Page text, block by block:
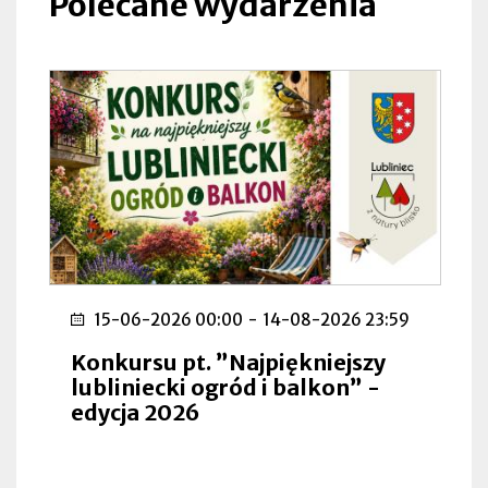
zakładce
15-06-2026 00:00 - 14-08-2026 23:59
Konkursu pt. ”Najpiękniejszy
lubliniecki ogród i balkon” -
edycja 2026